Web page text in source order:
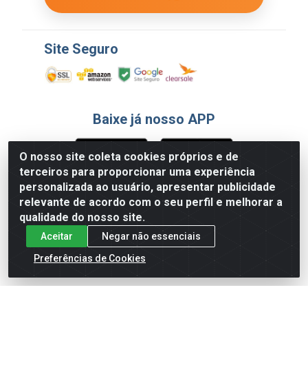
O nosso site coleta cookies próprios e de
terceiros para proporcionar uma experiência
personalizada ao usuário, apresentar publicidade
relevante de acordo com o seu perfil e melhorar a
qualidade do nosso site.
Aceitar
Negar não essenciais
Preferências de Cookies
Site Seguro
Baixe já nosso APP
Formas de Pagamento